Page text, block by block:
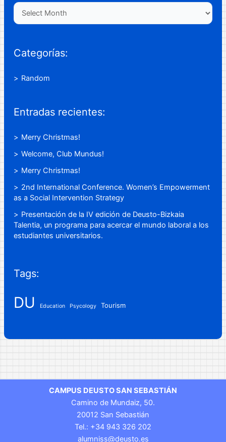
Categorías:
Random
Entradas recientes:
Merry Christmas!
Welcome, Club Mundus!
Merry Christmas!
2nd International Conference. Women’s Empowerment
as a Social Intervention Strategy
Presentación de la IV edición de Deusto-Bizkaia
Talentia, un programa para acercar el mundo laboral a los
estudiantes universitarios.
Tags:
DU Education Psycology Tourism
CAMPUS DEUSTO SAN SEBASTIÁN
Camino de Mundaiz, 50.
20012 San Sebastián
Tel.: +34 943 326 202
alumniss@deusto.es